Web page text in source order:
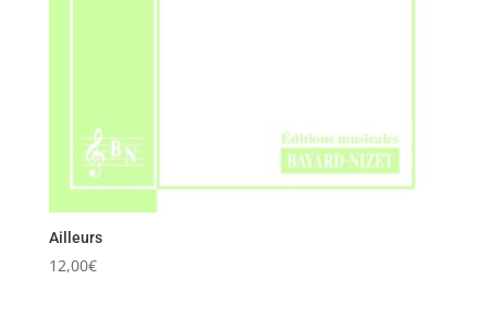
Ailleurs
12,00€